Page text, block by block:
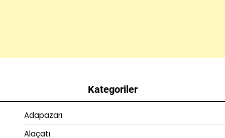
Kategoriler
Adapazarı
Alaçatı